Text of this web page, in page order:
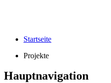
Startseite
Projekte
Hauptnavigation